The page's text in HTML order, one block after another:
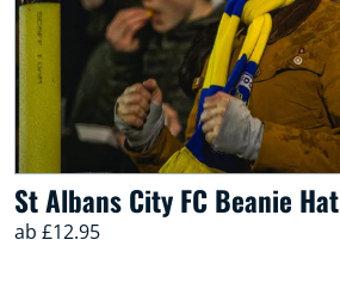
St Albans City FC Beanie Hat
ab £12.95